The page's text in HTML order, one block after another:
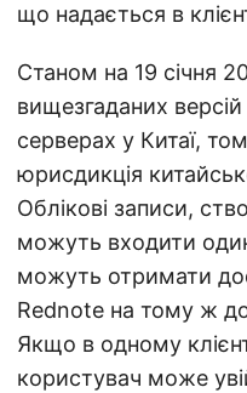
що надається в
Станом на 19 січня
вищезгаданих версій
серверах у Китаї,
юрисдикція
Облікові записи,
можуть входити
можуть отримати
Rednote на тому ж
Якщо в одному
користувач може